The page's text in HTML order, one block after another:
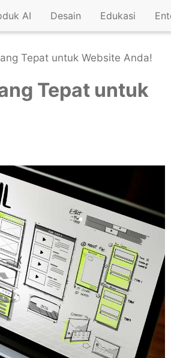
AI Desain Edukasi
Tepat untuk Website Anda!
Tepat untuk